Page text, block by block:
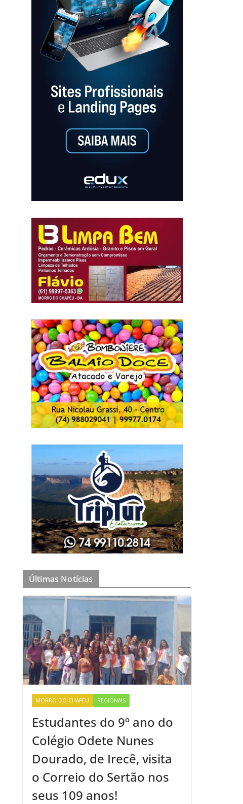
Últimas Notícias
MORRO DO CHAPÉU REGIONAIS
Estudantes do 9º ano do
Colégio Odete Nunes
Dourado, de Irecê, visita
o Correio do Sertão nos
seus 109 anos!